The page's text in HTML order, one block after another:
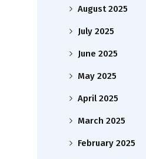
August 2025
July 2025
June 2025
May 2025
April 2025
March 2025
February 2025